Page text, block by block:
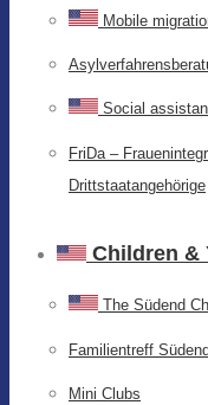
Mobile
Social
FriDa –
Drittstaatangehörige
Children &
The Südend
Familientreff
Mini Clubs